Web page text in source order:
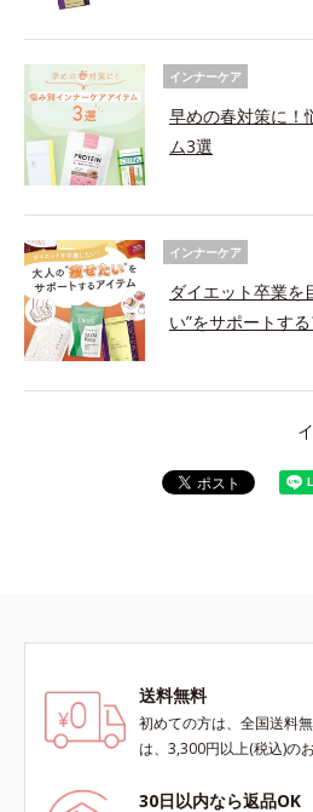
インナーケア
早めの春対策に！
ム3選
インナーケア
ダイエット卒業を
い”をサポートす
送料無料
初めての方は、全国送料
は、3,300円以上(税込)の
30日以内なら返品OK